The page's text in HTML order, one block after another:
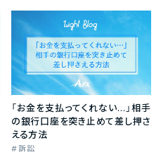
「お金を支払ってくれない…」相手
の銀行口座を突き止めて差し押さ
える方法
訴訟